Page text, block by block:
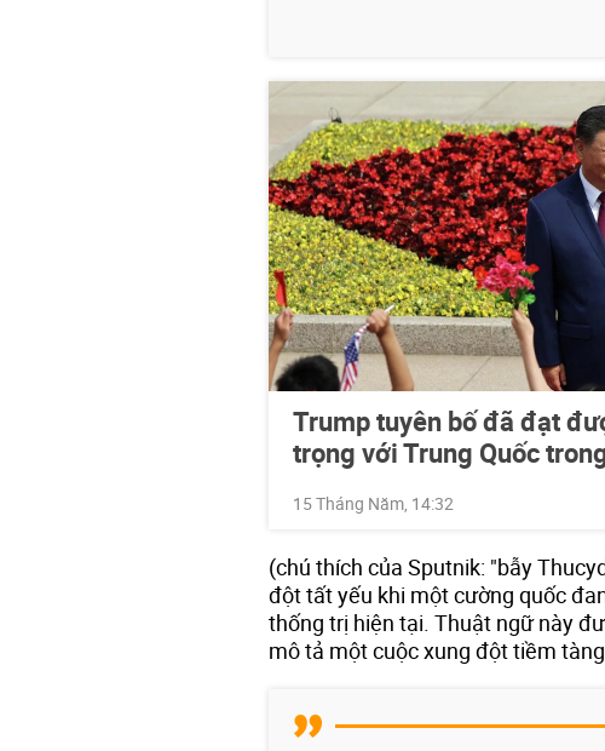
Trump tuyên bố đã đạt
trọng với Trung Quốc
15 Tháng Năm, 14:32
(chú thích của Sputnik: "bẫy
đột tất yếu khi một cường quốc
thống trị hiện tại. Thuật ngữ này
mô tả một cuộc xung đột tiềm